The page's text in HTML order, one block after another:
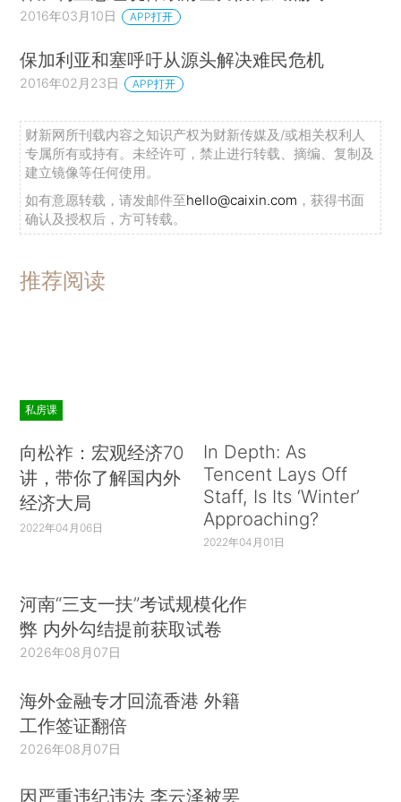
2016年03月10日 APP打开
保加利亚和塞呼吁从源头解决难民危机
2016年02月23日 APP打开
财新网所刊载内容之知识产权为财新传媒及/或相关权利人
专属所有或持有。未经许可，禁止进行转载、摘编、复制及
建立镜像等任何使用。
如有意愿转载，请发邮件至hello@caixin.com ，获得书面
确认及授权后，方可转载。
推荐阅读
私房课
向松祚：宏观经济70
讲，带你了解国内外
经济大局
2022年04月06日
In Depth: As
Tencent Lays Off
Staff, Is Its ‘Winter’
Approaching?
2022年04月01日
河南“三支一扶”考试规模化作
弊 内外勾结提前获取试卷
2026年08月07日
海外金融专才回流香港 外籍
工作签证翻倍
2026年08月07日
因严重违纪违法 李云泽被罢